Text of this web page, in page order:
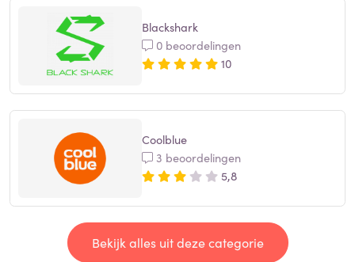
Blackshark
0 beoordelingen
10
Coolblue
3 beoordelingen
5,8
Bekijk alles uit deze categorie